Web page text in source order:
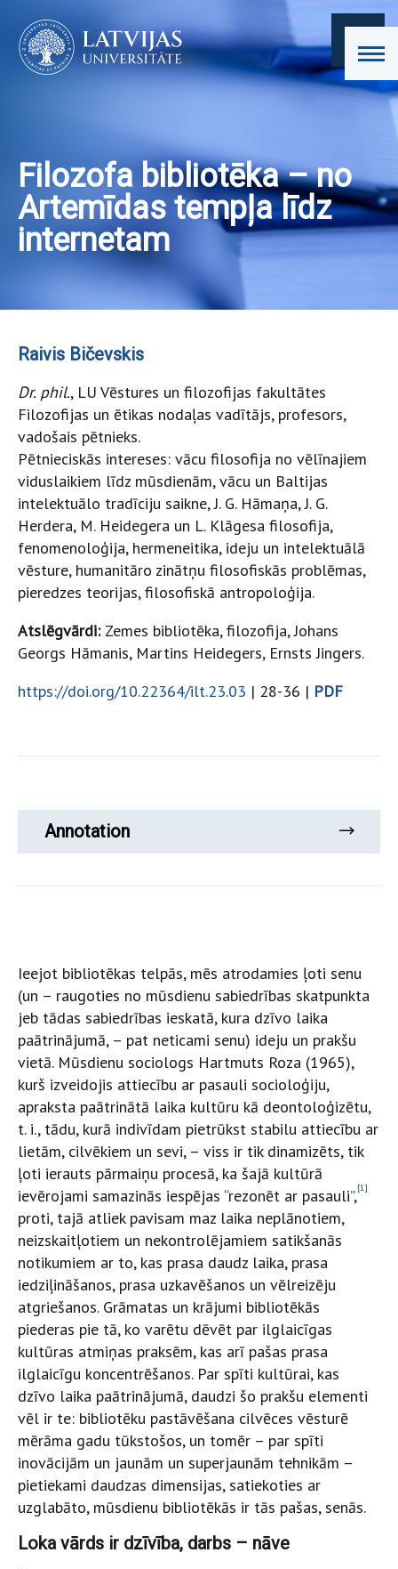
Filozofa bibliotēka – no
Artemīdas tempļa līdz
internetam
Raivis Bičevskis
Dr. phil., LU Vēstures un filozofijas fakultātes
Filozofijas un ētikas nodaļas vadītājs, profesors,
vadošais pētnieks.
Pētnieciskās intereses: vācu filosofija no vēlīnajiem
viduslaikiem līdz mūsdienām, vācu un Baltijas
intelektuālo tradīciju saikne, J. G. Hāmaņa, J. G.
Herdera, M. Heidegera un L. Klāgesa filosofija,
fenomenoloģija, hermeneitika, ideju un intelektuālā
vēsture, humanitāro zinātņu filosofiskās problēmas,
pieredzes teorijas, filosofiskā antropoloģija.
Atslēgvārdi: Zemes bibliotēka, filozofija, Johans
Georgs Hāmanis, Martins Heidegers, Ernsts Jingers.
https://doi.org/10.22364/ilt.23.03 | 28-36 | PDF
Annotation
Ieejot bibliotēkas telpās, mēs atrodamies ļoti senu
(un – raugoties no mūsdienu sabiedrības skatpunkta
jeb tādas sabiedrības ieskatā, kura dzīvo laika
paātrinājumā, – pat neticami senu) ideju un prakšu
vietā. Mūsdienu sociologs Hartmuts Roza (1965),
kurš izveidojis attiecību ar pasauli socioloģiju,
apraksta paātrinātā laika kultūru kā deontoloģizētu,
t. i., tādu, kurā indivīdam pietrūkst stabilu attiecību ar
lietām, cilvēkiem un sevi, – viss ir tik dinamizēts, tik
ļoti ierauts pārmaiņu procesā, ka šajā kultūrā
ievērojami samazinās iespējas “rezonēt ar pasauli”,[1]
proti, tajā atliek pavisam maz laika neplānotiem,
neizskaitļotiem un nekontrolējamiem satikšanās
notikumiem ar to, kas prasa daudz laika, prasa
iedziļināšanos, prasa uzkavēšanos un vēlreizēju
atgriešanos. Grāmatas un krājumi bibliotēkās
piederas pie tā, ko varētu dēvēt par ilglaicīgas
kultūras atmiņas praksēm, kas arī pašas prasa
ilglaicīgu koncentrēšanos. Par spīti kultūrai, kas
dzīvo laika paātrinājumā, daudzi šo prakšu elementi
vēl ir te: bibliotēku pastāvēšana cilvēces vēsturē
mērāma gadu tūkstošos, un tomēr – par spīti
inovācijām un jaunām un superjaunām tehnikām –
pietiekami daudzas dimensijas, satiekoties ar
uzglabāto, mūsdienu bibliotēkās ir tās pašas, senās.
Loka vārds ir dzīvība, darbs – nāve